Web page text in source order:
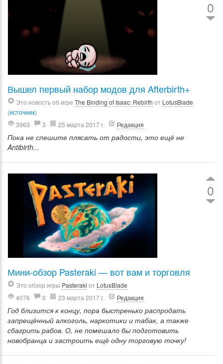
0
Вышел первый набор модов для Afterbirth+
Это новость об игре The Binding of Isaac: Rebirth от LotusBlade
(источник)
3963
3 25 марта 2017 г. Редакция
Пока не спешите плясать от радости, это ещё не
Antibirth...
0
Мини-обзор Pasteraki — вот вам и торговля
Это обзор игры Pasteraki от LotusBlade
4076
0 23 марта 2017 г. Редакция
Год близится к концу, пора быстренько распродать
запрещённый алкоголь, наркотики и табак, а также
сбагрить рабов. О, не помешало бы подготовить
новобранца и застроить ещё одну торговую точку!